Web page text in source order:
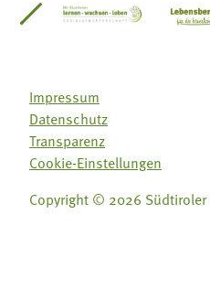
Südtirol
Gärtnervereinigung
Impressum
Datenschutz
Transparenz
Cookie-Einstellungen
Copyright © 2026